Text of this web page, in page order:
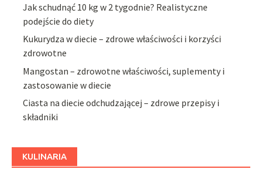
Jak schudnąć 10 kg w 2 tygodnie? Realistyczne
podejście do diety
Kukurydza w diecie – zdrowe właściwości i korzyści
zdrowotne
Mangostan – zdrowotne właściwości, suplementy i
zastosowanie w diecie
Ciasta na diecie odchudzającej – zdrowe przepisy i
składniki
KULINARIA